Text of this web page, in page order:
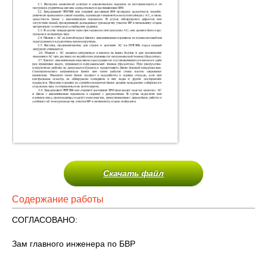
Скачать файл
Содержание работы
СОГЛАСОВАНО:
Зам главного инженера по БВР